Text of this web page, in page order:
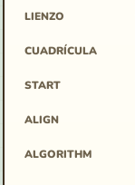
LIENZO
CUADRÍCULA
START
ALIGN
ALGORITHM